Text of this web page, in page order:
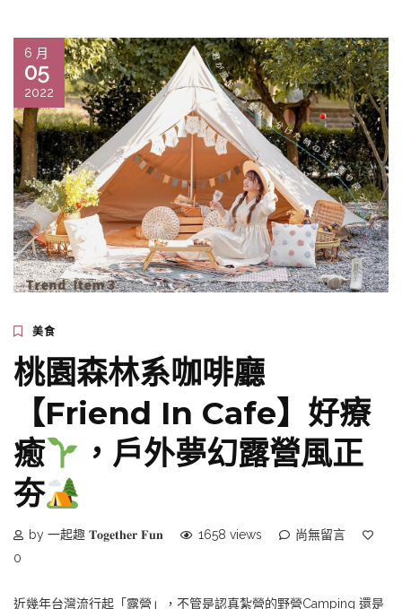
6 月
05
2022
美食
桃園森林系咖啡廳
【Friend In Cafe】好療
癒
，戶外夢幻露營風正
夯
by 一起趣 𝐓𝐨𝐠𝐞𝐭𝐡𝐞𝐫 𝐅𝐮𝐧 1658 views
尚無留言
0
近幾年台灣流行起「露營」，不管是認真紮營的野營Camping 還是